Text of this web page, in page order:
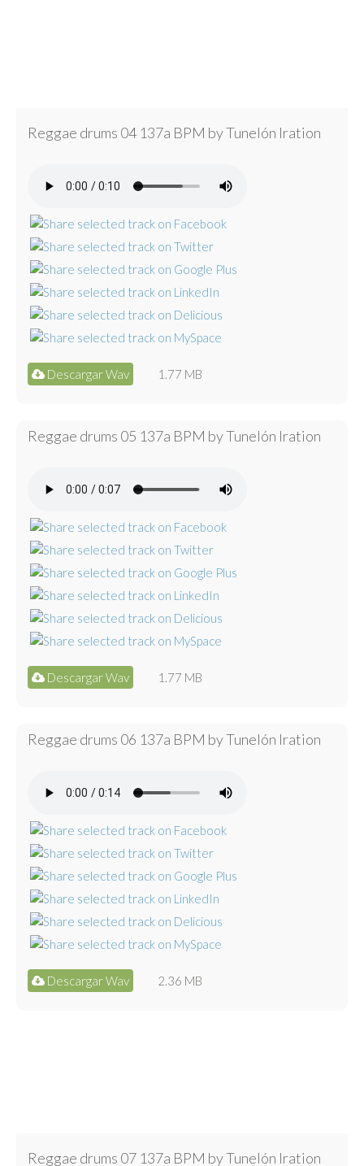
Reggae drums 04 137a BPM by Tunelón Iration
Descargar Wav 1.77 MB
Reggae drums 05 137a BPM by Tunelón Iration
Descargar Wav 1.77 MB
Reggae drums 06 137a BPM by Tunelón Iration
Descargar Wav 2.36 MB
Reggae drums 07 137a BPM by Tunelón Iration